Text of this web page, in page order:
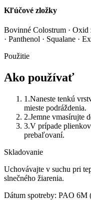
Kľúčové zložky
Bovinné Colostrum ·
· Panthenol · Squalane ·
Použitie
Ako používať
1 .Naneste tenkú
mieste podráždenia.
2.Jemne vmasírujte
3.V prípade
prebaľovaní.
Skladovanie
Uchovávajte v suchu pri
slnečného žiarenia.
Dátum spotreby: PAO 6M